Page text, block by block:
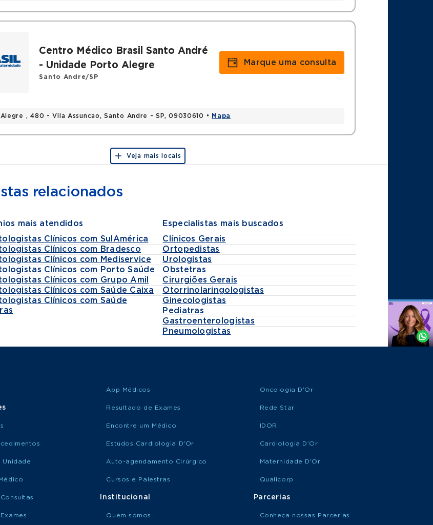
Centro Médico Brasil Santo André
- Unidade Porto Alegre
Santo Andre/SP
, 480 - Vila Assuncao, Santo Andre - SP, 09030610 • Mapa
Marque uma consulta
Veja mais locais
relacionados
mais atendidos
Clínicos com SulAmérica
Clínicos com Bradesco
Clínicos com Mediservice
Clínicos com Porto Saúde
Clínicos com Grupo Amil
Clínicos com Saúde Caixa
Clínicos com Saúde
Especialistas mais buscados
Clínicos Gerais
Ortopedistas
Urologistas
Obstetras
Cirurgiões Gerais
Otorrinolaringologistas
Ginecologistas
Pediatras
Gastroenterologistas
Pneumologistas
Agende
Whatsapp
Unidade
App Médicos
Resultado de Exames
Encontre um Médico
Estudos Cardiologia D'Or
Auto-agendamento Cirúrgico
Cursos e Palestras
Institucional
Quem somos
Oncologia D'Or
Rede Star
IDOR
Cardiologia D’Or
Maternidade D'Or
Qualicorp
Parcerias
Conheça nossas Parcerias